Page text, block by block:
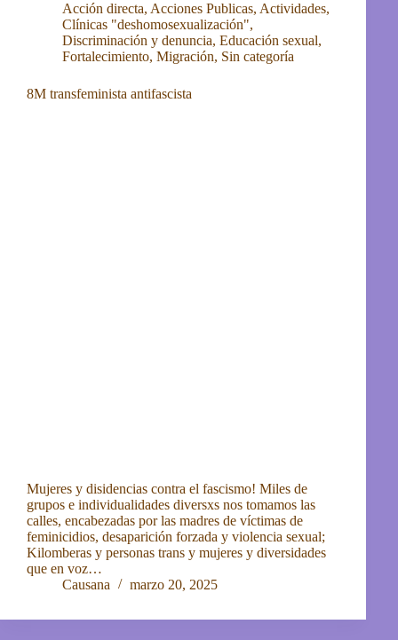
Acción directa, Acciones Publicas, Actividades,
Clínicas "deshomosexualización",
Discriminación y denuncia, Educación sexual,
Fortalecimiento, Migración, Sin categoría
8M transfeminista antifascista
Mujeres y disidencias contra el fascismo! Miles de
grupos e individualidades diversxs nos tomamos las
calles, encabezadas por las madres de víctimas de
feminicidios, desaparición forzada y violencia sexual;
Kilomberas y personas trans y mujeres y diversidades
que en voz…
Causana
marzo 20, 2025